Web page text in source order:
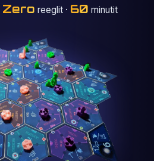
Zero reeglit · 60 minutit